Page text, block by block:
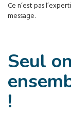
Ce n’est pas
message.
Seul
!